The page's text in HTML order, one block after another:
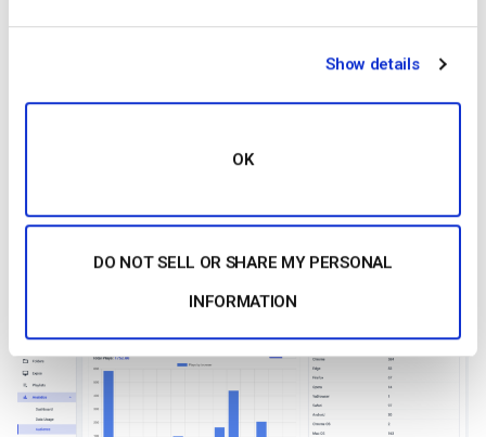
Show details
OK
DO NOT SELL OR SHARE MY PERSONAL
INFORMATION
2. Audiência (reproduções e impressões) por dispositivo
reproduções e impressões) por dispositivo para todo o seu